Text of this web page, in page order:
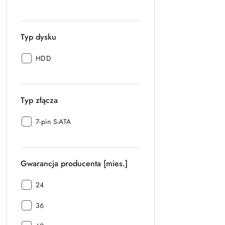
Typ dysku
Typ
HDD
Typ złącza
Typ
7-pin S-ATA
Gwarancja producenta [mies.]
Gwarancja
[mies.]:
24
Gwarancja
36